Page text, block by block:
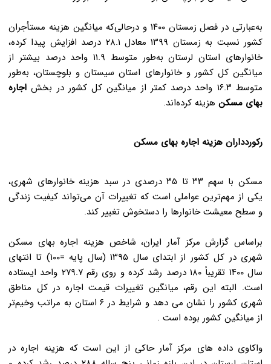
به‌عبارتی در فصل زمستان ۱۴۰۰ و درحالی‌که میانگین هزینه مستأجران
کشور نسبت به زمستان ۱۳۹۹ معادل ۲۸.۱ درصد افزایش پیدا کرده،
خانوارهای استان لرستان به‌طور متوسط ۱۱.۹ واحد درصد بیشتر از
میانگین کل کشور و خانوارهای استان سیستان و بلوچستان، به‌طور
متوسط ۱۶.۳ واحد درصد کمتر از میانگین کل کشور در بخش
اجاره
بهای مسکن هزینه کرده‌اند.
رکوردداران هزینه اجاره بهای مسکن
مسکن با سهم ۳۳ تا ۳۵ درصدی در سبد هزینه خانوارهای شهری،
یکی از مهم‌ترین عواملی است که تغییرات آن می‌تواند کیفیت زندگی
و سطح معیشت خانوارها را دستخوش تغییر کند.
براساس گزارش مرکز آمار ایران، شاخص هزینه اجاره بهای مسکن
شهری در کل کشور از ابتدای سال ۱۳۹۵ (سال پایه =۱۰۰) تا انتهای
سال ۱۴۰۰ تقریباً ۱۸۰ درصد رشد کرده و روی رقم ۲۷۹.۷ واحد ایستاده
است. البته این رقم، میانگین تغییرات قیمت اجاره در کل مناطق
شهری کشور را نشان می دهد و شرایط در ۶ استان به مراتب وخیم‌تر
از میانگین کشور بوده است .
واکاوی داده های مرکز آمار حاکی از این است که هزینه اجاره در